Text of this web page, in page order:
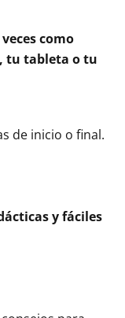
como
tu tableta o tu
de inicio o final.
y fáciles